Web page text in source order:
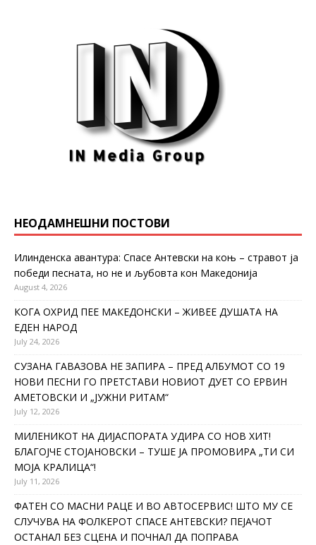
НЕОДАМНЕШНИ ПОСТОВИ
Илинденска авантура: Спасе Антевски на коњ – стравот ја
победи песната, но не и љубовта кон Македонија
August 4, 2026
КОГА ОХРИД ПЕЕ МАКЕДОНСКИ – ЖИВЕЕ ДУШАТА НА
ЕДЕН НАРОД
July 24, 2026
СУЗАНА ГАВАЗОВА НЕ ЗАПИРА – ПРЕД АЛБУМОТ СО 19
НОВИ ПЕСНИ ГО ПРЕТСТАВИ НОВИОТ ДУЕТ СО ЕРВИН
АМЕТОВСКИ И „ЈУЖНИ РИТАМ“
July 12, 2026
МИЛЕНИКОТ НА ДИЈАСПОРАТА УДИРА СО НОВ ХИТ!
БЛАГОЈЧЕ СТОЈАНОВСКИ – ТУШЕ ЈА ПРОМОВИРА „ТИ СИ
МОЈА КРАЛИЦА“!
July 11, 2026
ФАТЕН СО МАСНИ РАЦЕ И ВО АВТОСЕРВИС! ШТО МУ СЕ
СЛУЧУВА НА ФОЛКЕРОТ СПАСЕ АНТЕВСКИ? ПЕЈАЧОТ
ОСТАНАЛ БЕЗ СЦЕНА И ПОЧНАЛ ДА ПОПРАВА